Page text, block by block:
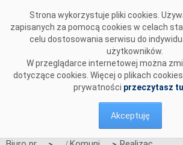
Strona wykorzystuje pliki cookies.
zapisanych za pomocą cookies w celach
celu dostosowania serwisu do
użytkowników.
W przeglądarce internetowej można
dotyczące cookies. Więcej o plikach
prywatności przeczytasz
Akceptuję